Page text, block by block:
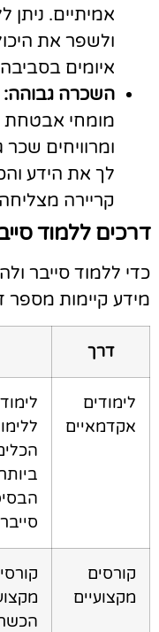
אמיתיים. ניתן
ולשפר את
איומים בסביבה
השכרה גבוהה:
מומחי אבטחת
ומרוויחים שכר
לך את הידע
קריירה
ללמוד
ללמוד סייבר
קיימות מספר
דרך
לימודים
אקדמאיים
קורסים
מקצועיים